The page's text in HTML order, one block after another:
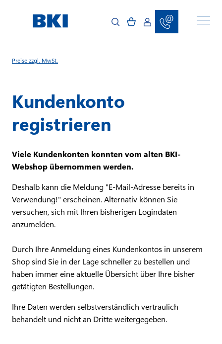
Preise zzgl. MwSt.
Kundenkonto
registrieren
Viele Kundenkonten konnten vom alten BKI-
Webshop übernommen werden.
Deshalb kann die Meldung "E-Mail-Adresse bereits in
Verwendung!" erscheinen. Alternativ können Sie
versuchen, sich mit Ihren bisherigen Logindaten
anzumelden.
Durch Ihre Anmeldung eines Kundenkontos in unserem
Shop sind Sie in der Lage schneller zu bestellen und
haben immer eine aktuelle Übersicht über Ihre bisher
getätigten Bestellungen.
Ihre Daten werden selbstverständlich vertraulich
behandelt und nicht an Dritte weitergegeben.